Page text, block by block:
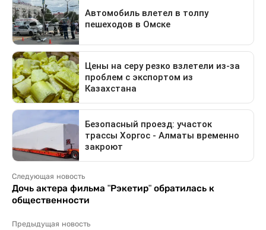
Следующая новость
Дочь актера фильма "Рэкетир" обратилась к
общественности
Предыдущая новость